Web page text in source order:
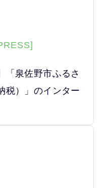
「泉佐野市ふるさ
税）」のインター